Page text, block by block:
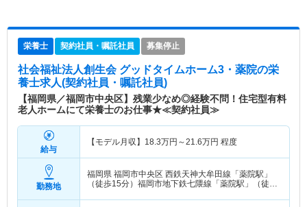
栄養士 契約社員・嘱託社員 募集停止
社会福祉法人創生会 グッドタイムホーム3・薬院の栄
養士求人(契約社員・嘱託社員)
【福岡県／福岡市中央区】残業少なめ◎経験不問！住宅型有料
老人ホームにて栄養士のお仕事★≪契約社員≫
給与
【モデル月収】 18.3万円～21.6万円 程度
勤務地
福岡県 福岡市中央区 西鉄天神大牟田線「薬院駅」
（徒歩15分）福岡市地下鉄七隈線「薬院駅」（徒歩